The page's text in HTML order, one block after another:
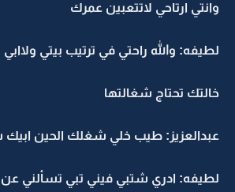
وانتي ارتاحي لاتتعبين عمرك
لطيفه: والله راحتي في ترتيب بيتي
خالتك تحتاج شغالتها
عبدالعزيز: طيب خلي شغلك الحين ابيك
لطيفه: ادري شتبي فيني تبي تسألني